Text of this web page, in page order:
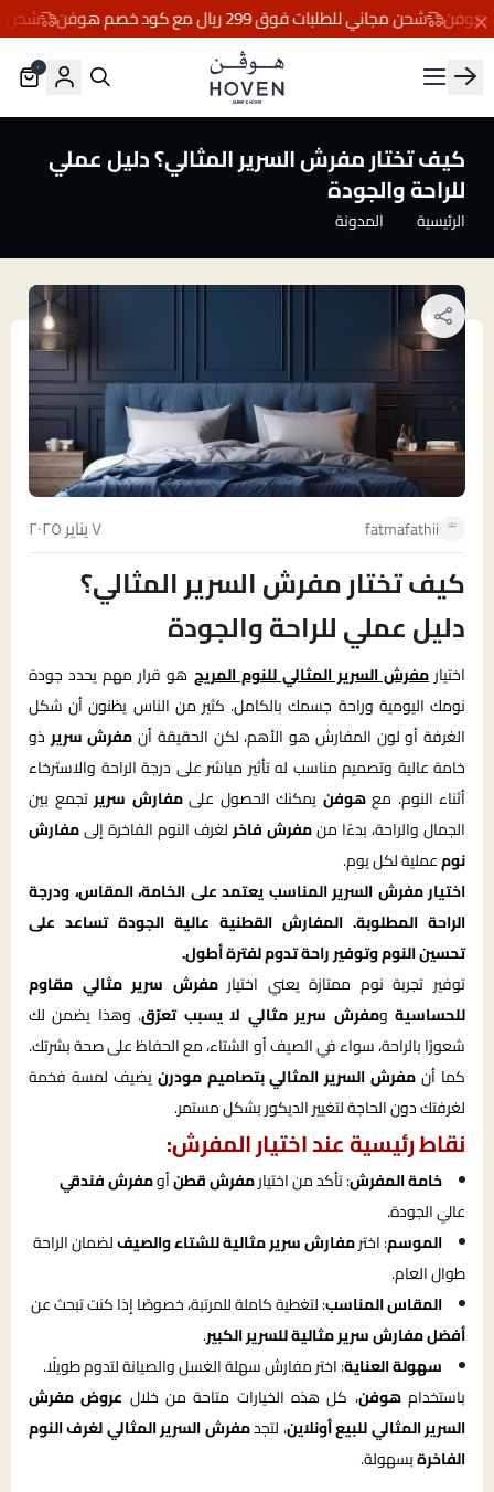
شحن مجاني للطلبات فوق 299 ريال مع كود خصم هوفن شحن مجاني
مفارش هوڤن
٠
كيف تختار مفرش السرير المثالي؟ دليل عملي
للراحة والجودة
الرئيسية المدونة
fatmafathii ٧ يناير ٢٠٢٥
كيف تختار مفرش السرير المثالي؟
دليل عملي للراحة والجودة
اختيارمفرش السرير المثالي للنوم المريح هو قرار مهم يحدد جودة
نومك اليومية وراحة جسمك بالكامل. كثير من الناس يظنون أن شكل
الغرفة أو لون المفارش هو الأهم، لكن الحقيقة أنمفرش سرير ذو
خامة عالية وتصميم مناسب له تأثير مباشر على درجة الراحة والاسترخاء
أثناء النوم. معهوفن يمكنك الحصول علىمفارش سريرتجمع بين
الجمال والراحة، بدءًا منمفرش فاخرلغرف النوم الفاخرة إلىمفارش
نومعملية لكل يوم.
اختيار مفرش السرير المناسب يعتمد على الخامة، المقاس، ودرجة
الراحة المطلوبة. المفارش القطنية عالية الجودة تساعد على
تحسين النوم وتوفير راحة تدوم لفترة أطول.
توفير تجربة نوم ممتازة يعني اختيارمفرش سرير مثالي مقاوم
للحساسيةومفرش سرير مثالي لا يسبب تعرّق. وهذا يضمن لك
شعورًا بالراحة، سواء في الصيف أو الشتاء، مع الحفاظ على صحة بشرتك.
كما أنمفرش السرير المثالي بتصاميم مودرنيضيف لمسة فخمة
لغرفتك دون الحاجة لتغيير الديكور بشكل مستمر.
نقاط رئيسية عند اختيار المفرش:
خامة المفرش: تأكد من اختيارمفرش قطنأومفرش فندقي
عالي الجودة.
الموسم: اخترمفارش سرير مثالية للشتاء والصيفلضمان الراحة
طوال العام.
المقاس المناسب: لتغطية كاملة للمرتبة، خصوصًا إذا كنت تبحث عن
أفضل مفارش سرير مثالية للسرير الكبير.
سهولة العناية: اختر مفارش سهلة الغسل والصيانة لتدوم طويلًا.
باستخدامهوفن، كل هذه الخيارات متاحة من خلال عروض مفرش
السرير المثالي للبيع أونلاين، لتجدمفرش السرير المثالي لغرف النوم
الفاخرةبسهولة.